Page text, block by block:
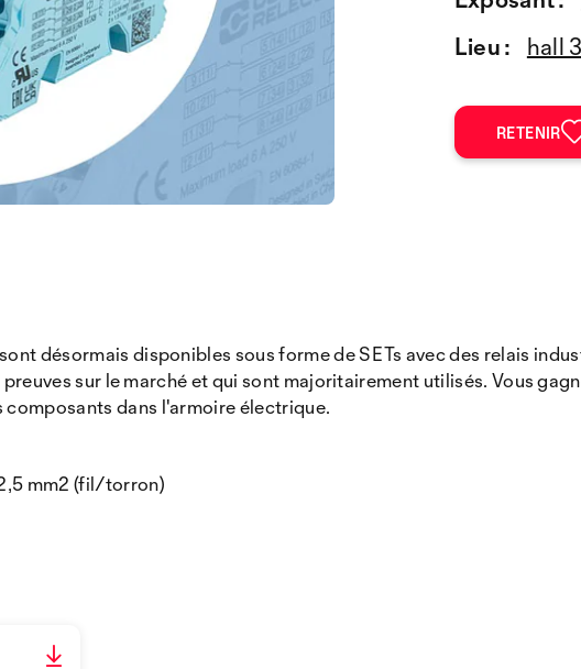
Lieu :
hall
RETENIR
désormais disponibles sous forme de SETs avec des relais
sur le marché et qui sont majoritairement utilisés. Vous
dans l'armoire électrique.
mm2 (fil/torron)